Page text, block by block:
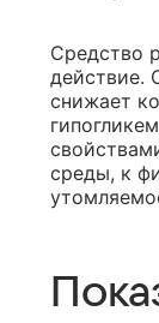
Средство
действие.
снижает
среды, к